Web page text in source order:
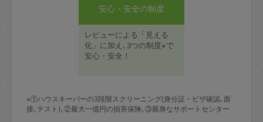
安心・安全の制度
レビューによる「見える
化」に加え､3つの制度※で
安心・安全！
※①ハウスキーパーの3段階スクリーニング(身分証・ビザ確認､面
接､テスト)､②最大一億円の損害保険､③親身なサポートセンター